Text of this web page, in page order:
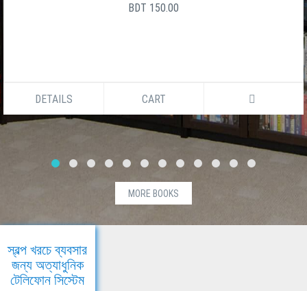
BDT 150.00
DETAILS CART
MORE BOOKS
স্বল্প খরচে ব্যবসার
জন্য অত্যাধুনিক
টেলিফোন সিস্টেম